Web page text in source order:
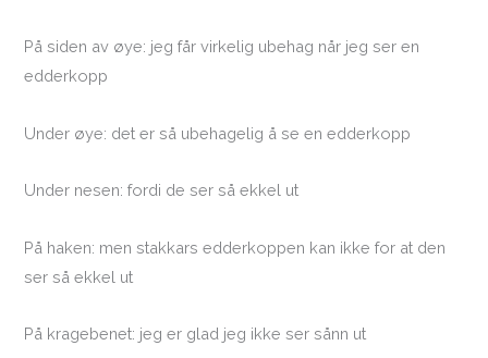
På siden av øye: jeg får virkelig ubehag når jeg ser en
edderkopp
Under øye: det er så ubehagelig å se en edderkopp
Under nesen: fordi de ser så ekkel ut
På haken: men stakkars edderkoppen kan ikke for at den
ser så ekkel ut
På kragebenet: jeg er glad jeg ikke ser sånn ut